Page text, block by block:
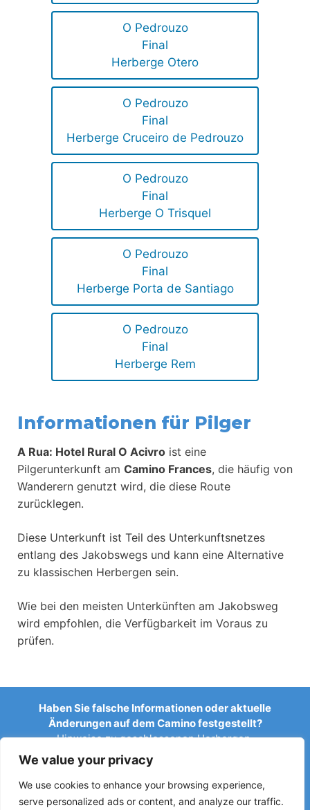
We value your privacy
We use cookies to enhance your browsing experience,
serve personalized ads or content, and analyze our traffic.
O Pedrouzo
Final
Herberge Otero
O Pedrouzo
Final
Herberge Cruceiro de Pedrouzo
O Pedrouzo
Final
Herberge O Trisquel
O Pedrouzo
Final
Herberge Porta de Santiago
O Pedrouzo
Final
Herberge Rem
Informationen für Pilger
A Rua: Hotel Rural O Acivro ist eine
Pilgerunterkunft am Camino Frances, die häufig von
Wanderern genutzt wird, die diese Route
zurücklegen.
Diese Unterkunft ist Teil des Unterkunftsnetzes
entlang des Jakobswegs und kann eine Alternative
zu klassischen Herbergen sein.
Wie bei den meisten Unterkünften am Jakobsweg
wird empfohlen, die Verfügbarkeit im Voraus zu
prüfen.
Haben Sie falsche Informationen oder aktuelle
Änderungen auf dem Camino festgestellt?
Hinweise zu geschlossenen Herbergen,
Überschwemmungen, Umleitungen, Bauarbeiten oder
anderen Änderungen helfen, den Reiseführer aktuell zu
halten.